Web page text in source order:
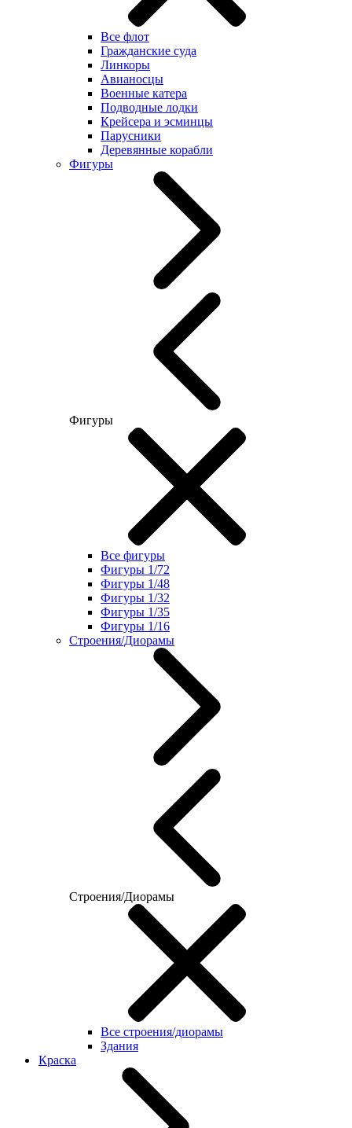
Все флот
Гражданские суда
Линкоры
Авианосцы
Военные катера
Подводные лодки
Крейсера и эсминцы
Парусники
Деревянные корабли
Фигуры
Фигуры
Все фигуры
Фигуры 1/72
Фигуры 1/48
Фигуры 1/32
Фигуры 1/35
Фигуры 1/16
Строения/Диорамы
Строения/Диорамы
Все строения/диорамы
Здания
Краска